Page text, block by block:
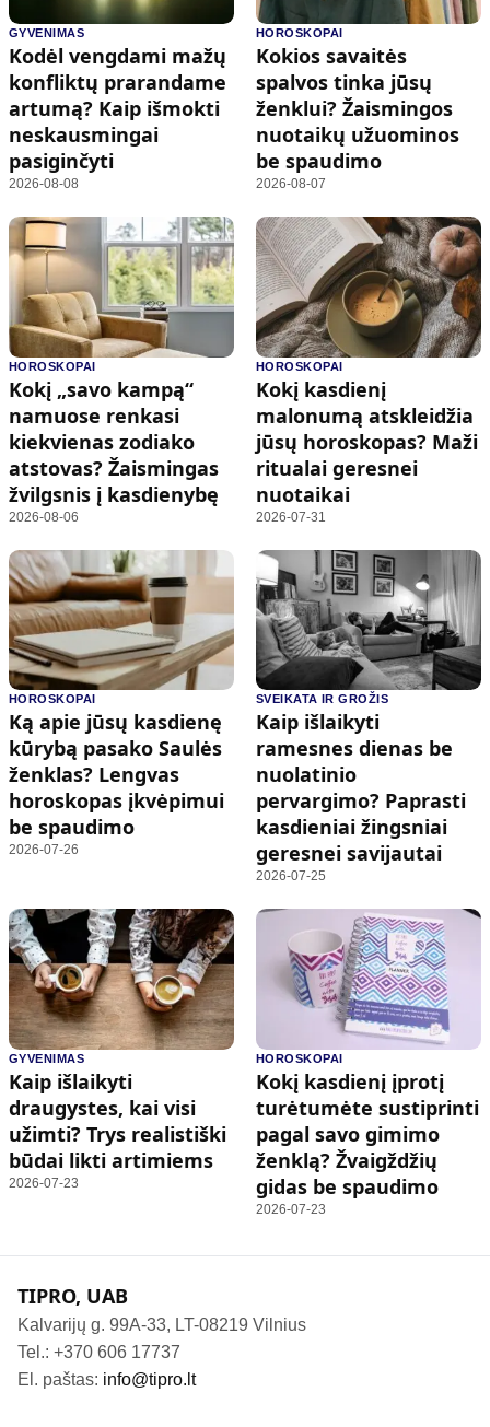
GYVENIMAS
Kodėl vengdami mažų
konfliktų prarandame
artumą? Kaip išmokti
neskausmingai
pasiginčyti
2026-08-08
HOROSKOPAI
Kokios savaitės
spalvos tinka jūsų
ženklui? Žaismingos
nuotaikų užuominos
be spaudimo
2026-08-07
HOROSKOPAI
Kokį „savo kampą“
namuose renkasi
kiekvienas zodiako
atstovas? Žaismingas
žvilgsnis į kasdienybę
2026-08-06
HOROSKOPAI
Kokį kasdienį
malonumą atskleidžia
jūsų horoskopas? Maži
ritualai geresnei
nuotaikai
2026-07-31
HOROSKOPAI
Ką apie jūsų kasdienę
kūrybą pasako Saulės
ženklas? Lengvas
horoskopas įkvėpimui
be spaudimo
2026-07-26
SVEIKATA IR GROŽIS
Kaip išlaikyti
ramesnes dienas be
nuolatinio
pervargimo? Paprasti
kasdieniai žingsniai
geresnei savijautai
2026-07-25
GYVENIMAS
Kaip išlaikyti
draugystes, kai visi
užimti? Trys realistiški
būdai likti artimiems
2026-07-23
HOROSKOPAI
Kokį kasdienį įprotį
turėtumėte sustiprinti
pagal savo gimimo
ženklą? Žvaigždžių
gidas be spaudimo
2026-07-23
TIPRO, UAB
Kalvarijų g. 99A-33, LT-08219 Vilnius
Tel.: +370 606 17737
El. paštas: info@tipro.lt